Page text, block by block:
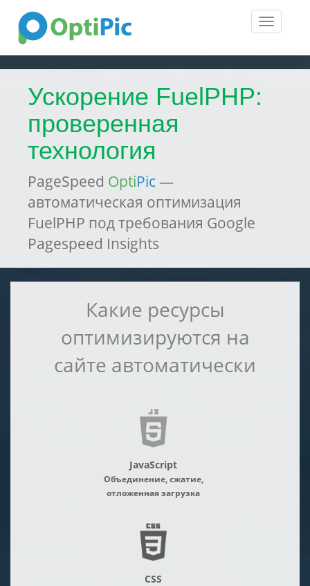
Toggle
Ускорение FuelPHP:
проверенная
технология
PageSpeed OptiPic —
автоматическая оптимизация
FuelPHP под требования Google
Pagespeed Insights
Какие ресурсы
оптимизируются на
сайте автоматически
JavaScript
Объединение, сжатие,
отложенная загрузка
CSS